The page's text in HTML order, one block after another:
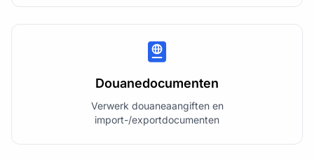
Douanedocumenten
Verwerk douaneaangiften en
import-/exportdocumenten